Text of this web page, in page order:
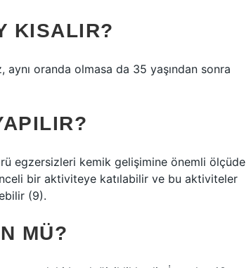
KISALIR?
oranda olmasa da 35 yaşından sonra
egzersizleri kemik gelişimine önemli ölçüde
bir aktiviteye katılabilir ve bu aktiviteler
(9).
MÜ?